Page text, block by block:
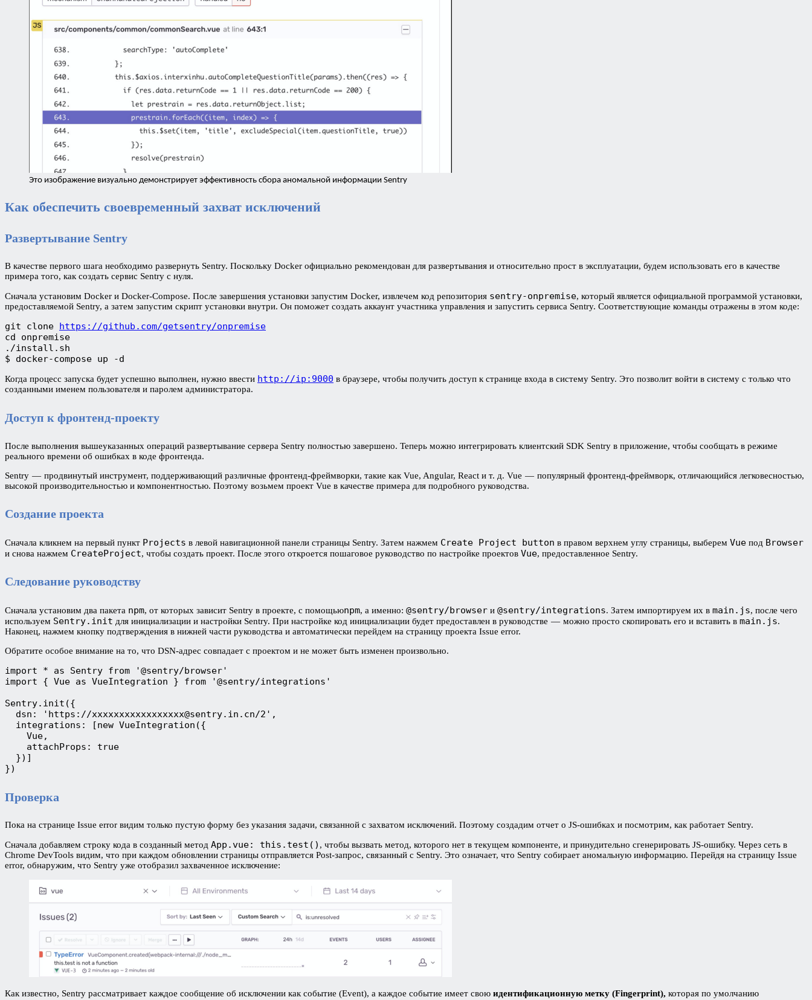
Это изображение визуально демонстрирует эффективность сбора аномальной информации Sentry
Как обеспечить своевременный захват исключений
Развертывание Sentry
В качестве первого шага необходимо развернуть Sentry. Поскольку Docker официально рекомендован для развертывания и относительно прост в эксплуатации, будем использовать его в качестве
примера того, как создать сервис Sentry с нуля.
Сначала установим Docker и Docker-Compose. После завершения установки запустим Docker, извлечем код репозитория sentry-onpremise, который является официальной программой установки,
предоставляемой Sentry, а затем запустим скрипт установки внутри. Он поможет создать аккаунт участника управления и запустить сервиса Sentry. Соответствующие команды отражены в этом коде:
git clone
https://github.com/getsentry/onpremise
cd onpremise
./install.sh
$ docker-compose up -d
Когда процесс запуска будет успешно выполнен, нужно ввести http://ip:9000 в браузере, чтобы получить доступ к странице входа в систему Sentry. Это позволит войти в систему с только что
созданными именем пользователя и паролем администратора.
Доступ к фронтенд-проекту
После выполнения вышеуказанных операций развертывание сервера Sentry полностью завершено. Теперь можно интегрировать клиентский SDK Sentry в приложение, чтобы сообщать в режиме
реального времени об ошибках в коде фронтенда.
Sentry — продвинутый инструмент, поддерживающий различные фронтенд-фреймворки, такие как Vue, Angular, React и т. д. Vue — популярный фронтенд-фреймворк, отличающийся легковесностью,
высокой производительностью и компонентностью. Поэтому возьмем проект Vue в качестве примера для подробного руководства.
Создание проекта
Сначала кликнем на первый пункт Projects в левой навигационной панели страницы Sentry. Затем нажмем Create Project button в правом верхнем углу страницы, выберем Vue под Browser
и снова нажмем CreateProject, чтобы создать проект. После этого откроется пошаговое руководство по настройке проектов Vue, предоставленное Sentry.
Следование руководству
Сначала установим два пакета npm, от которых зависит Sentry в проекте, с помощьюnpm, а именно: @sentry/browser и @sentry/integrations. Затем импортируем их в main.js, после чего
используем Sentry.init для инициализации и настройки Sentry. При настройке код инициализации будет предоставлен в руководстве — можно просто скопировать его и вставить в main.js.
Наконец, нажмем кнопку подтверждения в нижней части руководства и автоматически перейдем на страницу проекта Issue error.
Обратите особое внимание на то, что DSN-адрес совпадает с проектом и не может быть изменен произвольно.
import * as Sentry from '@sentry/browser'
import { Vue as VueIntegration } from '@sentry/integrations'
Sentry.init({
  dsn: 'https://xxxxxxxxxxxxxxxxx@sentry.in.cn/2',
  integrations: [new VueIntegration({
    Vue,
    attachProps: true
  })]
})
Проверка
Пока на странице Issue error видим только пустую форму без указания задачи, связанной с захватом исключений. Поэтому создадим отчет о JS-ошибках и посмотрим, как работает Sentry.
Сначала добавляем строку кода в созданный метод App.vue: this.test() , чтобы вызвать метод, которого нет в текущем компоненте, и принудительно сгенерировать JS-ошибку. Через сеть в
Chrome DevTools видим, что при каждом обновлении страницы отправляется Post-запрос, связанный с Sentry. Это означает, что Sentry собирает аномальную информацию. Перейдя на страницу Issue
error, обнаружим, что Sentry уже отобразил захваченное исключение:
Как известно, Sentry рассматривает каждое сообщение об исключении как событие (Event), а каждое событие имеет свою идентификационную метку (Fingerprint), которая по умолчанию